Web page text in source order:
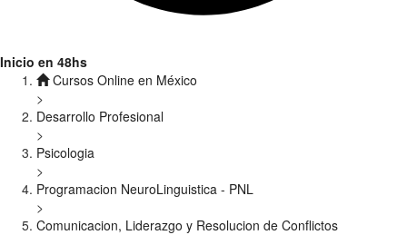
Inicio en 48hs
Cursos Online en México
>
Desarrollo Profesional
>
Psicologia
>
Programacion NeuroLinguistica - PNL
>
Comunicacion, Liderazgo y Resolucion de Conflictos